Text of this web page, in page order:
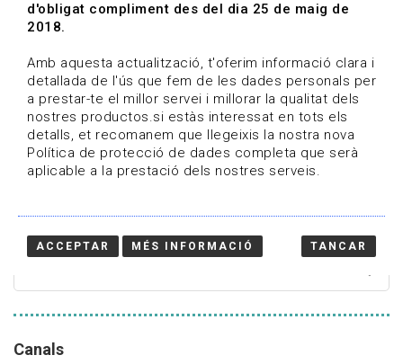
Estigues al dia
Convocatòries, activitats i notícies del sector de la
cultura.
Canals
d'obligat compliment des del dia 25 de maig de
2018.
Amb aquesta actualització, t'oferim informació clara i
detallada de l'ús que fem de les dades personals per
a prestar-te el millor servei i millorar la qualitat dels
nostres productos.si estàs interessat en tots els
detalls, et recomanem que llegeixis la nostra nova
Política de protecció de dades completa que serà
aplicable a la prestació dels nostres serveis.
ACCEPTAR MÉS INFORMACIÓ TANCAR